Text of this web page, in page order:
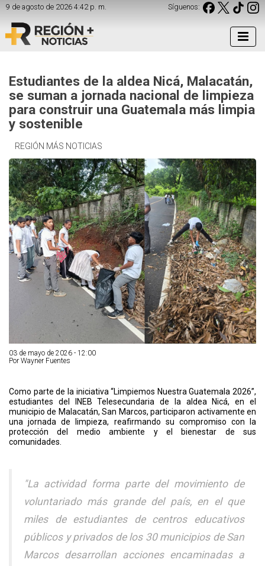
9 de agosto de 2026 4:42 p. m. Síguenos:
Estudiantes de la aldea Nicá, Malacatán,
se suman a jornada nacional de limpieza
para construir una Guatemala más limpia
y sostenible
REGIÓN MÁS NOTICIAS
03 de mayo de 2026 - 12:00
Por Wayner Fuentes
Como parte de la iniciativa “Limpiemos Nuestra Guatemala 2026”,
estudiantes del INEB Telesecundaria de la aldea Nicá, en el
municipio de Malacatán, San Marcos, participaron activamente en
una jornada de limpieza, reafirmando su compromiso con la
protección del medio ambiente y el bienestar de sus
comunidades.
"La actividad forma parte del movimiento de
voluntariado más grande del país, en el que
miles de estudiantes de centros educativos
públicos y privados de los 30 municipios de San
Marcos desarrollan acciones encaminadas a